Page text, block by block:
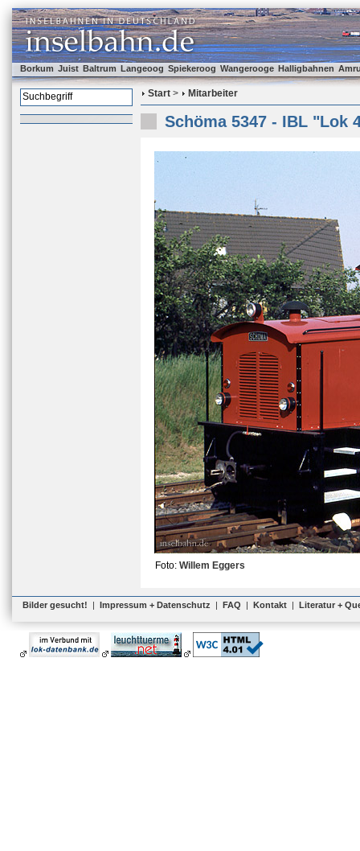
Borkum Juist Baltrum Langeoog Spiekeroog Wangerooge Halligbahnen
Start > Mitarbeiter
Schöma 5347 - IBL "Lok
Foto: Willem Eggers
Bilder gesucht! | Impressum + Datenschutz | FAQ | Kontakt | Literatur +